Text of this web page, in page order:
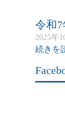
令和
2025年
続きを